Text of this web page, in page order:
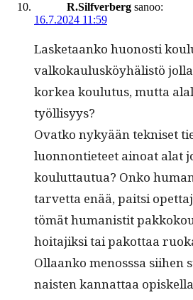
R.Silfverberg sanoo:
16.7.2024 11:59
Las­ke­taanko huonos­ti
valkokaulusköy­hälistö
korkea koulu­tus, mut­ta
työllisyys?
Ovatko nykyään tekniset
luon­non­ti­eteet ain­oat alat
koulut­tau­tua? Onko
tarvet­ta enää, pait­si
tömät human­is­tit
hoita­jik­si tai pakot­taa
Ollaanko menoss­sa siihen
nais­ten kan­nat­taa